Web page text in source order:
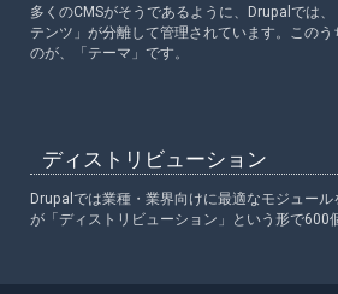
多くのCMSがそうであるように、Drupalでは
テンツ」が分離して管理されています。このう
のが、「テーマ」です。
ディストリビューション
Drupalでは業種・業界向けに最適なモジュー
が「ディストリビューション」という形で600